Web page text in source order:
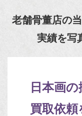
老舗骨董店の
実績を写
日本画
買取依